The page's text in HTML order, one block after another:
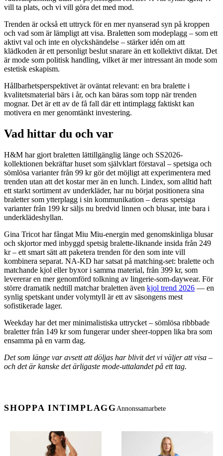
vill ta plats, och vi vill göra det med mod.
Trenden är också ett uttryck för en mer nyanserad syn på kroppen
och vad som är lämpligt att visa. Braletten som modeplagg – som ett
aktivt val och inte en olyckshändelse – stärker idén om att
klädkoden är ett personligt beslut snarare än ett kollektivt diktat. Det
är mode som politisk handling, vilket är mer intressant än mode som
estetisk eskapism.
Hållbarhetsperspektivet är oväntat relevant: en bra bralette i
kvalitetsmaterial bärs i år, och kan bäras som topp när trenden
mognar. Det är ett av de få fall där ett intimplagg faktiskt kan
motivera en mer genomtänkt investering.
Vad hittar du och var
H&M har gjort braletten lättillgänglig länge och SS2026-
kollektionen bekräftar huset som självklart förstaval – spetsiga och
sömlösa varianter från 99 kr gör det möjligt att experimentera med
trenden utan att det kostar mer än en lunch. Lindex, som alltid haft
ett starkt sortiment av underkläder, har nu börjat positionera sina
braletter som ytterplagg i sin kommunikation – deras spetsiga
varianter från 199 kr säljs nu bredvid linnen och blusar, inte bara i
underklädeshyllan.
Gina Tricot har fångat Miu Miu-energin med genomskinliga blusar
och skjortor med inbyggd spetsig bralette-liknande insida från 249
kr – ett smart sätt att paketera trenden för den som inte vill
kombinera separat. NA-KD har satsat på matching-set: bralette och
matchande kjol eller byxor i samma material, från 399 kr, som
levererar en mer genomförd tolkning av lingerie-som-daywear. För
större dramatik nedtill matchar braletten även kjol trend 2026 — en
synlig spetskant under volymtyll är ett av säsongens mest
sofistikerade lager.
Weekday har det mer minimalistiska uttrycket – sömlösa ribbbade
braletter från 149 kr som fungerar under sheer-toppen lika bra som
ensamma på en varm dag.
Det som länge var avsett att döljas har blivit det vi väljer att visa –
och det är kanske det ärligaste mode-uttalandet på ett tag.
SHOPPA INTIMPLAGG Annonssamarbete